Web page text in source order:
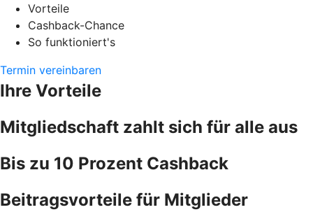
Vorteile
Cashback-Chance
So funktioniert's
Termin vereinbaren
Ihre Vorteile
Mitgliedschaft zahlt sich für alle aus
Bis zu 10 Prozent Cashback
Beitragsvorteile für Mitglieder